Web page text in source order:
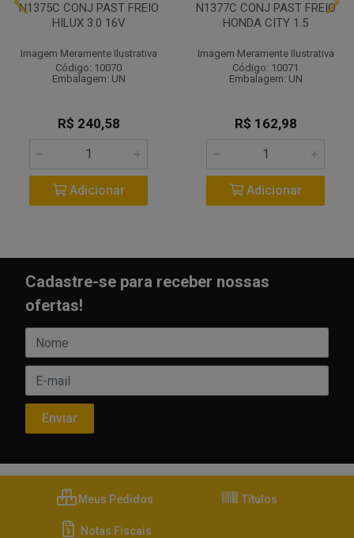
N1375C CONJ PAST FREIO
HILUX 3.0 16V
Imagem Meramente Ilustrativa
Código: 10070
Embalagem: UN
R$ 240,58
Adicionar
N1377C CONJ PAST FREIO
HONDA CITY 1.5
Imagem Meramente Ilustrativa
Código: 10071
Embalagem: UN
R$ 162,98
Adicionar
Cadastre-se para receber nossas
ofertas!
Meus Pedidos Títulos
Notas Fiscais